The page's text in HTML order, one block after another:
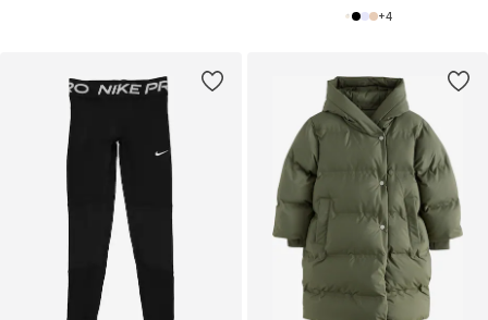
+4